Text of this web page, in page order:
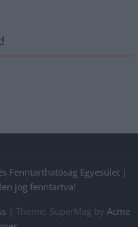
Fenntarthatóság Egyesület |
jog fenntartva!
Theme: SuperMag by Acme